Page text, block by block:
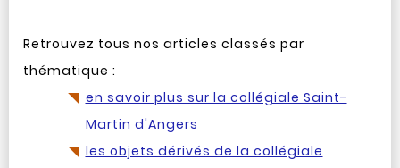
Retrouvez tous nos articles classés par
thématique :
en savoir plus sur la collégiale Saint-
Martin d'Angers
les objets dérivés de la collégiale